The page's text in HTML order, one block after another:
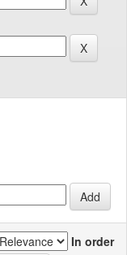
In order